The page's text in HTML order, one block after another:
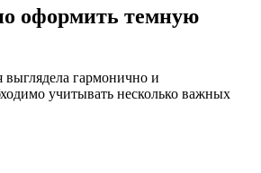
оформить темную
выглядела гармонично и
учитывать несколько важных